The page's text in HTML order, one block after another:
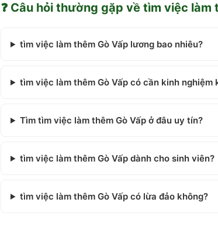
❓ Câu hỏi thường gặp về tìm việc làm
tìm việc làm thêm Gò Vấp lương bao nhiêu?
tìm việc làm thêm Gò Vấp có cần kinh nghiệm
Tìm tìm việc làm thêm Gò Vấp ở đâu uy tín?
tìm việc làm thêm Gò Vấp dành cho sinh viên?
tìm việc làm thêm Gò Vấp có lừa đảo không?